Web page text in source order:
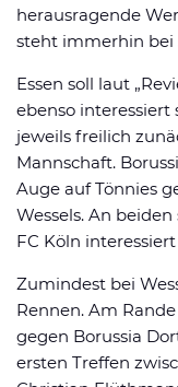
herausragende
steht immerhin bei
Essen soll laut
ebenso interessiert
jeweils freilich
Mannschaft.
Auge auf Tönnies
Wessels. An
FC Köln
Zumindest bei
Rennen. Am
gegen Borussia
ersten Treffen